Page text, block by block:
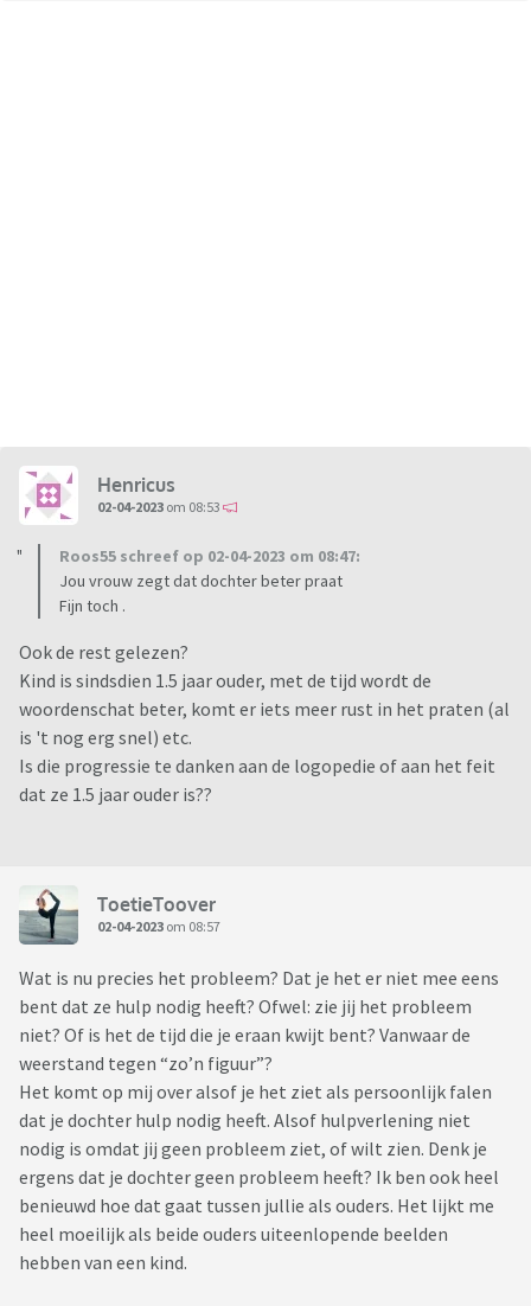
Henricus
02-04-2023 om 08:53
Roos55 schreef op 02-04-2023 om 08:47:
Jou vrouw zegt dat dochter beter praat
Fijn toch .
Ook de rest gelezen?
Kind is sindsdien 1.5 jaar ouder, met de tijd wordt de
woordenschat beter, komt er iets meer rust in het praten (al
is 't nog erg snel) etc.
Is die progressie te danken aan de logopedie of aan het feit
dat ze 1.5 jaar ouder is??
ToetieToover
02-04-2023 om 08:57
Wat is nu precies het probleem? Dat je het er niet mee eens
bent dat ze hulp nodig heeft? Ofwel: zie jij het probleem
niet? Of is het de tijd die je eraan kwijt bent? Vanwaar de
weerstand tegen “zo’n figuur”?
Het komt op mij over alsof je het ziet als persoonlijk falen
dat je dochter hulp nodig heeft. Alsof hulpverlening niet
nodig is omdat jij geen probleem ziet, of wilt zien. Denk je
ergens dat je dochter geen probleem heeft? Ik ben ook heel
benieuwd hoe dat gaat tussen jullie als ouders. Het lijkt me
heel moeilijk als beide ouders uiteenlopende beelden
hebben van een kind.